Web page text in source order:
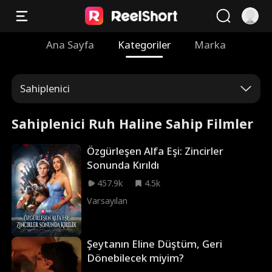
Ana Sayfa Kategoriler Marka
Sahiplenici
Sahiplenici Ruh Haline Sahip Filmler
Özgürleşen Alfa Eşi: Zincirler
Sonunda Kırıldı
457.9k
4.5k
Varsayılan
Şeytanın Eline Düştüm, Geri
Dönebilecek miyim?